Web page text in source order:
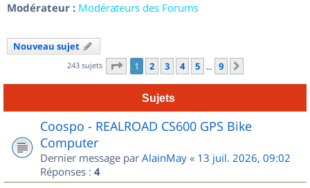
Modérateur : Modérateurs des Forums
Nouveau sujet
243 sujets Page 1sur
1 2 3 4 5 … 9
Sujets
Coospo - REALROAD CS600 GPS Bike
Computer
Dernier message par AlainMay « 13 juil. 2026, 09:02
Réponses : 4